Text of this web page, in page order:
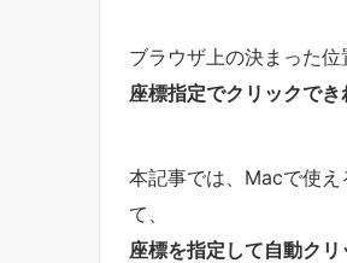
ブラウザ上の決まった位
座標指定でクリックで
本記事では、Macで使
て、
座標を指定して自動ク